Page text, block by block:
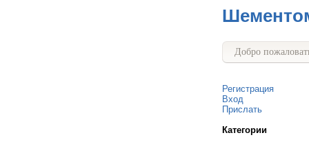
Добро
Регистрация
Вход
Прислать
Категории